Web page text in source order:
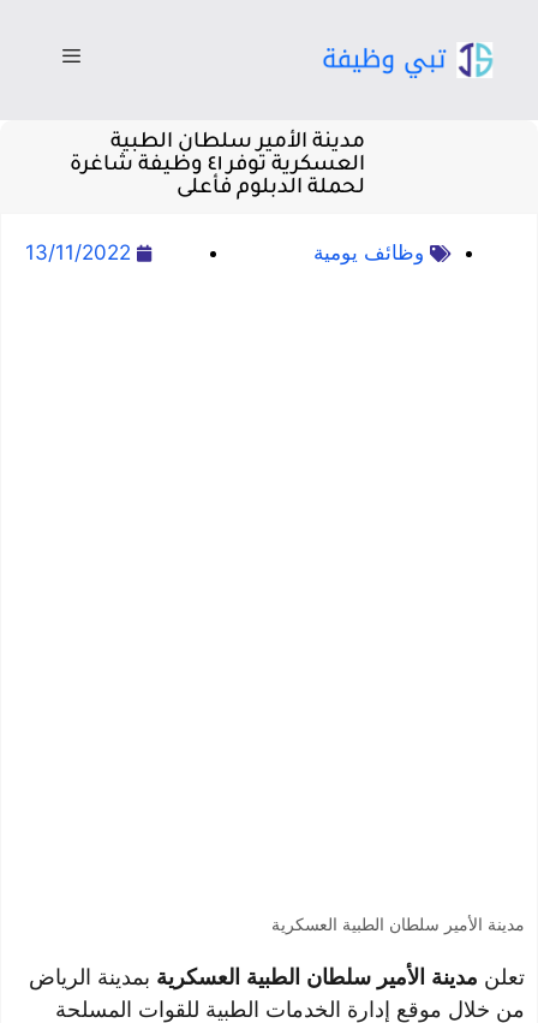
مدينة الأمير سلطان الطبية
العسكرية توفر ٤١ وظيفة شاغرة
لحملة الدبلوم فأعلى
وظائف يومية 13/11/2022
مدينة الأمير سلطان الطبية العسكرية
تعلن مدينة الأمير سلطان الطبية العسكرية بمدينة الرياض
من خلال موقع إدارة الخدمات الطبية للقوات المسلحة